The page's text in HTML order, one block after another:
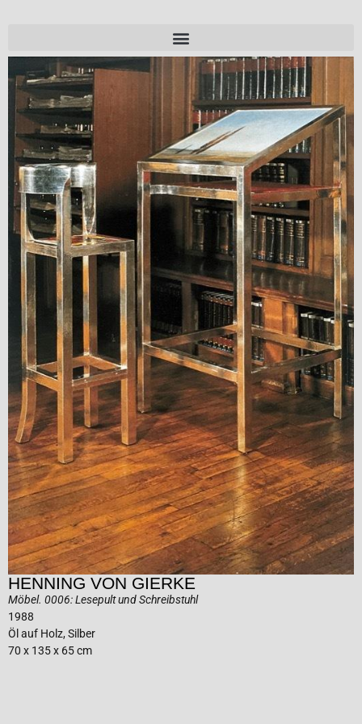
HENNING VON GIERKE
Möbel. 0006: Lesepult und Schreibstuhl
1988
Öl auf Holz, Silber
70 x 135 x 65 cm